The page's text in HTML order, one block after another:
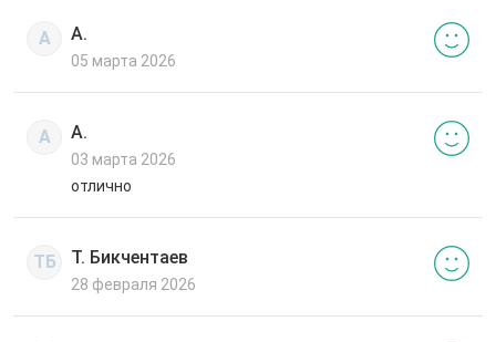
А А.
05 марта 2026
А А.
03 марта 2026
отлично
ТБ Т. Бикчентаев
28 февраля 2026